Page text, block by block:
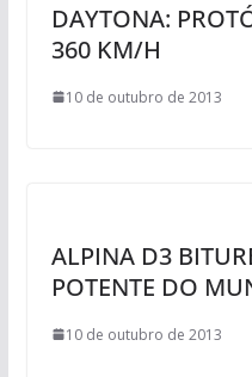
DAYTONA:
360 KM/H
10 de outubro de 2013
ALPINA D3
POTENTE DO
10 de outubro de 2013